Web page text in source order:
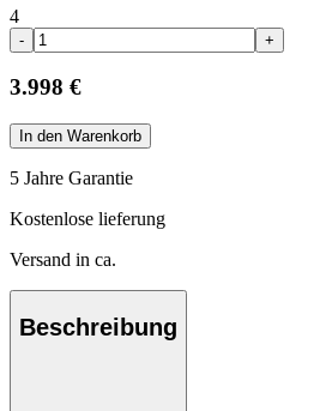
4
- +
3.998 €
In den Warenkorb
5 Jahre Garantie
Kostenlose lieferung
Versand in ca.
Beschreibung